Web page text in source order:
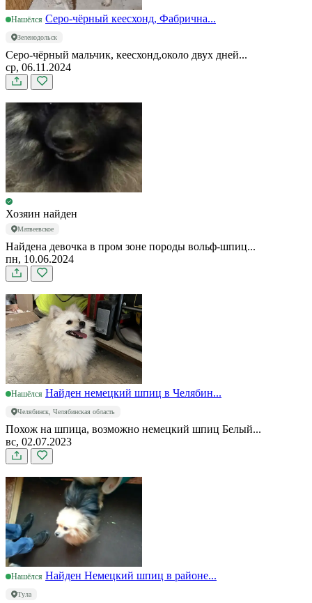
Нашёлся Серо-чёрный кеесхонд, Фабрична...
Зеленодольск
Серо-чёрный мальчик, кеесхонд,около двух дней...
ср, 06.11.2024
Хозяин найден
Матвеевское
Найдена девочка в пром зоне породы вольф-шпиц...
пн, 10.06.2024
Нашёлся Найден немецкий шпиц в Челябин...
Челябинск, Челябинская область
Похож на шпица, возможно немецкий шпиц Белый...
вс, 02.07.2023
Нашёлся Найден Немецкий шпиц в районе...
Тула